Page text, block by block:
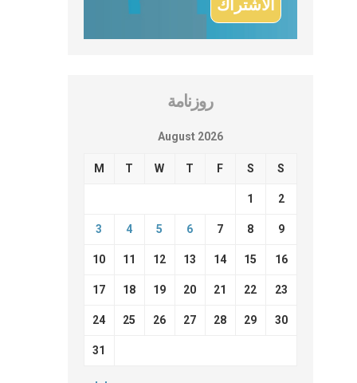
روزنامة
August 2026
M T W T F S S
1 2
3 4 5 6 7 8 9
10 11 12 13 14 15 16
17 18 19 20 21 22 23
24 25 26 27 28 29 30
31